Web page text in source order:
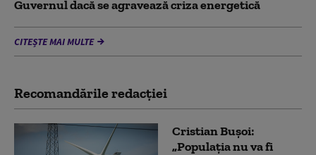
Guvernul dacă se agravează criza energetică
CITEȘTE MAI MULTE
Recomandările redacţiei
Cristian Bușoi:
„Populația nu va fi